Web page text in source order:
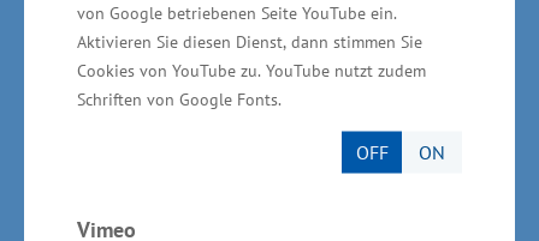
von Google betriebenen Seite YouTube ein.
Aktivieren Sie diesen Dienst, dann stimmen Sie
Cookies von YouTube zu. YouTube nutzt zudem
Schriften von Google Fonts.
OFF ON
Vimeo
Fachkräften sowie die Digitalisierung der
Branche. „Die Digitalisierung bietet viele
Möglichkeiten. Digital gestützte Therapien
bringen neue Behandlungsansätze hervor, die
Entwicklung, Produktion und Fertigung von